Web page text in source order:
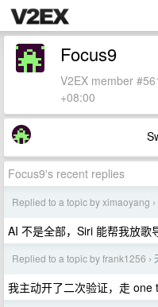
Focus9
V2EX member
+08:00
Focus9's recent replies
Replied to a topic by ximaoyang ›
AI 不是全部，Siri 能帮我放歌
Replied to a topic by frank1256 ›
我主动开了二次验证，走 one